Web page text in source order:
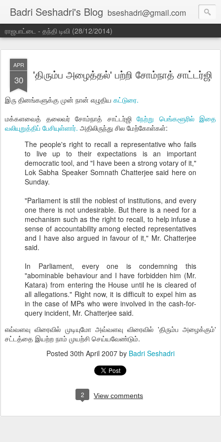
Badri Seshadri's Blog bseshadri@gmail.com
ராஜபாட்டை - தந்தி டிவி (28/12/2014)
APR
30 'திரும்ப அழைத்தல்' பற்றி சோம்நாத் சாட்டர்ஜி
இரு தினங்களுக்கு முன் நான் எழுதிய கட்டுரை.
மக்களவைத் தலைவர் சோம்நாத் சாட்டர்ஜி நேற்று பெங்களூரில் இதை
வலியுறுத்திப் பேசியுள்ளார். அதிலிருந்து சில மேற்கோள்கள்:
The people's right to recall a representative who fails
to live up to their expectations is an important
democratic tool, and "I have been a strong votary of it,"
Lok Sabha Speaker Somnath Chatterjee said here on
Sunday.
"Parliament is still the noblest of institutions, and every
one there is not undesirable. But there is a need for a
mechanism such as the right to recall, to help infuse a
sense of accountability among elected representatives
and I have also argued in favour of it," Mr. Chatterjee
said.
In Parliament, every one is condemning this
"abominable behaviour and I have forbidden him (Mr.
Katara) from entering the House until he is cleared of
all allegations." Right now, it is difficult to expel him as
in the case of MPs who were involved in the cash-for-
query incident, Mr. Chatterjee said.
எவ்வளவு விரைவில் முடியுமோ அவ்வளவு விரைவில் 'திரும்ப அழைக்கும்'
சட்டத்தை இயற்ற நாம் முயற்சி செய்யவேண்டும்.
Posted 30th April 2007 by Badri Seshadri
2 View comments